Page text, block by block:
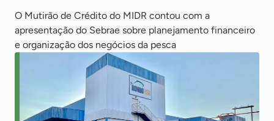
O Mutirão de Crédito do MIDR contou com a
apresentação do Sebrae sobre planejamento financeiro
e organização dos negócios da pesca